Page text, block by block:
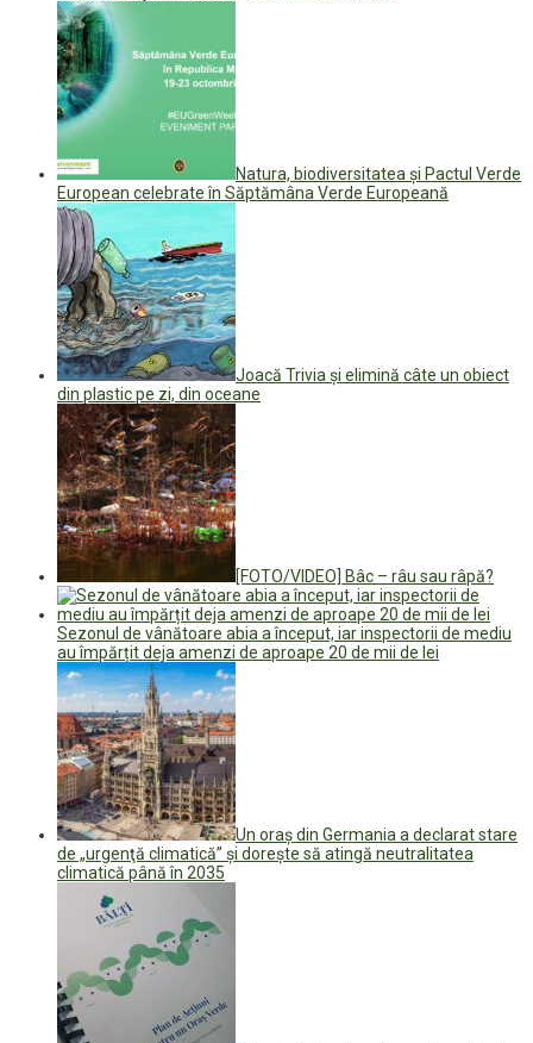
Natura, biodiversitatea și Pactul Verde
European celebrate în Săptămâna Verde Europeană
Joacă Trivia și elimină câte un obiect
din plastic pe zi, din oceane
[FOTO/VIDEO] Bâc – râu sau râpă?
Sezonul de vânătoare abia a început, iar inspectorii de mediu
au împărțit deja amenzi de aproape 20 de mii de lei
Un oraș din Germania a declarat stare
de „urgenţă climatică” şi doreşte să atingă neutralitatea
climatică până în 2035